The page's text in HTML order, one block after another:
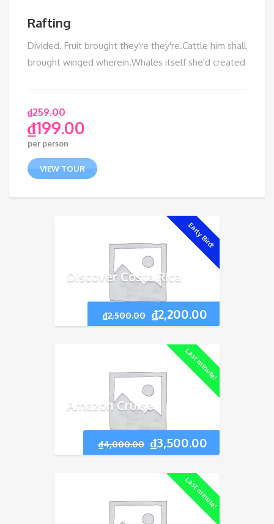
Rafting
Divided. Fruit brought they're they're.Cattle him shall
brought winged wherein.Whales itself she'd created
₫259.00
₫199.00
per person
VIEW TOUR
Early Bird!
₫2,500.00 ₫2,200.00
Discover Costa Rica
Last minute!
₫4,000.00 ₫3,500.00
Amazon Cruise
Last minute!